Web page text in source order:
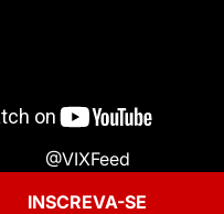
@VIXFeed
INSCREVA-SE